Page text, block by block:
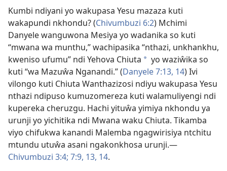
Kumbi ndiyani yo wakupasa Yesu mazaza kuti
wakapundi nkhondu? (Chivumbuzi 6:2) Mchimi
Danyele wanguwona Mesiya yo wadanika so kuti
“mwana wa munthu,” wachipasika “nthazi, unkhankhu,
kweniso ufumu” ndi Yehova Chiuta * yo waziŵika so
kuti “wa Mazuŵa Nganandi.” (Danyele 7:13, 14) Ivi
vilongo kuti Chiuta Wanthazizosi ndiyu wakupasa Yesu
nthazi ndipuso kumuzomereza kuti walamuliyengi ndi
kupereka cheruzgu. Hachi yituŵa yimiya nkhondu ya
urunji yo yichitika ndi Mwana waku Chiuta. Tikamba
viyo chifukwa kanandi Malemba ngagwirisiya ntchitu
mtundu utuŵa asani ngakonkhosa urunji.—
Chivumbuzi 3:4; 7:9, 13, 14.